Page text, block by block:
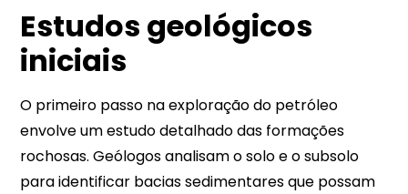
Estudos geológicos
iniciais
O primeiro passo na exploração do petróleo
envolve um estudo detalhado das formações
rochosas. Geólogos analisam o solo e o subsolo
para identificar bacias sedimentares que possam